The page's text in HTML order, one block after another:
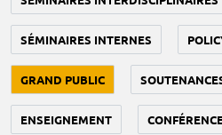
SÉMINAIRES INTERNES
GRAND PUBLIC
ENSEIGNEMENT